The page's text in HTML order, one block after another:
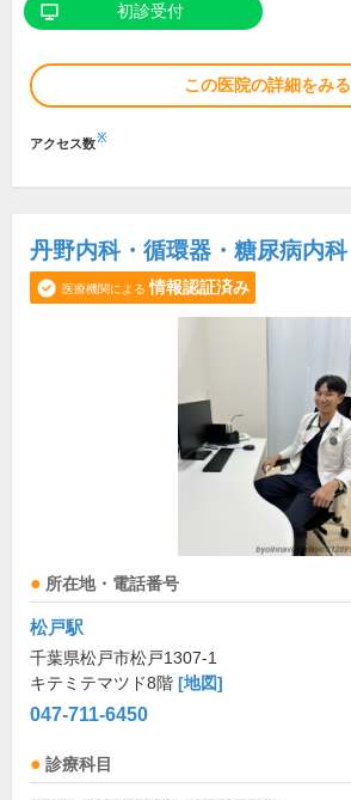
初診受付
この医院の詳細をみる
アクセス数※
丹野内科・循環器・糖尿病内科
医療機関による 情報認証済み
所在地・電話番号
松戸駅
千葉県松戸市松戸1307-1
キテミテマツド8階 [地図]
047-711-6450
診療科目